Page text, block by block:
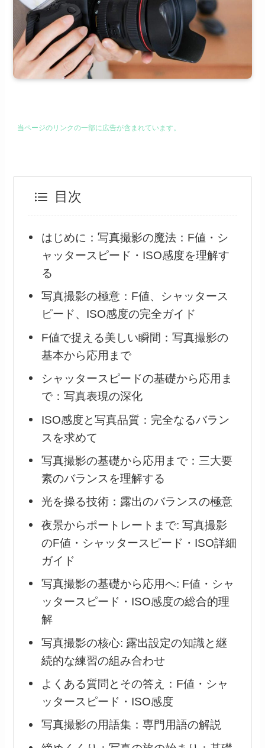
当ページのリンクの一部に広告が含まれています。
目次
はじめに：写真撮影の魔法：F値・シ
ャッタースピード・ISO感度を理解す
る
写真撮影の極意：F値、シャッタース
ピード、ISO感度の完全ガイド
F値で捉える美しい瞬間：写真撮影の
基本から応用まで
シャッタースピードの基礎から応用ま
で：写真表現の深化
ISO感度と写真品質：完全なるバラン
スを求めて
写真撮影の基礎から応用まで：三大要
素のバランスを理解する
光を操る技術：露出のバランスの極意
夜景からポートレートまで: 写真撮影
のF値・シャッタースピード・ISO詳細
ガイド
写真撮影の基礎から応用へ: F値・シャ
ッタースピード・ISO感度の総合的理
解
写真撮影の核心: 露出設定の知識と継
続的な練習の組み合わせ
よくある質問とその答え：F値・シャ
ッタースピード・ISO感度
写真撮影の用語集：専門用語の解説